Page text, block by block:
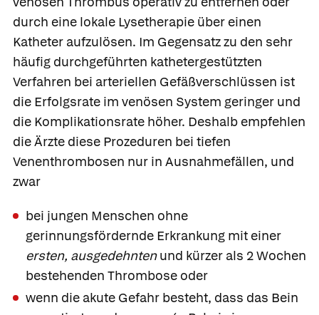
durch eine lokale Lysetherapie über einen
Katheter aufzulösen. Im Gegensatz zu den sehr
häufig durchgeführten kathetergestützten
Verfahren bei arteriellen Gefäßverschlüssen ist
die Erfolgsrate im venösen System geringer und
die Komplikationsrate höher. Deshalb empfehlen
die Ärzte diese Prozeduren bei tiefen
Venenthrombosen nur in Ausnahmefällen, und
zwar
bei jungen Menschen ohne
gerinnungsfördernde Erkrankung mit einer
ersten, ausgedehntenund kürzer als 2 Wochen
bestehenden Thrombose oder
wenn die akute Gefahr besteht, dass das Bein